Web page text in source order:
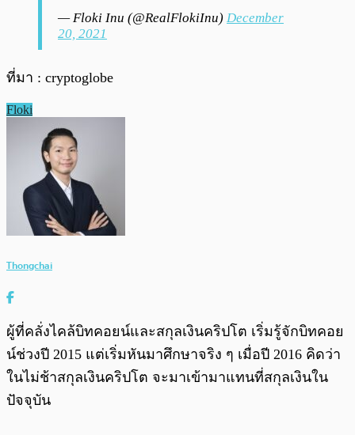
— Floki Inu (@RealFlokiInu) December
20, 2021
ที่มา : cryptoglobe
Floki
Thongchai
ผู้ที่คลั่งไคล้บิทคอยน์และสกุลเงินคริปโต เริ่มรู้จักบิทคอย
น์ช่วงปี 2015 แต่เริ่มหันมาศึกษาจริง ๆ เมื่อปี 2016 คิดว่า
ในไม่ช้าสกุลเงินคริปโต จะมาเข้ามาแทนที่สกุลเงินใน
ปัจจุบัน